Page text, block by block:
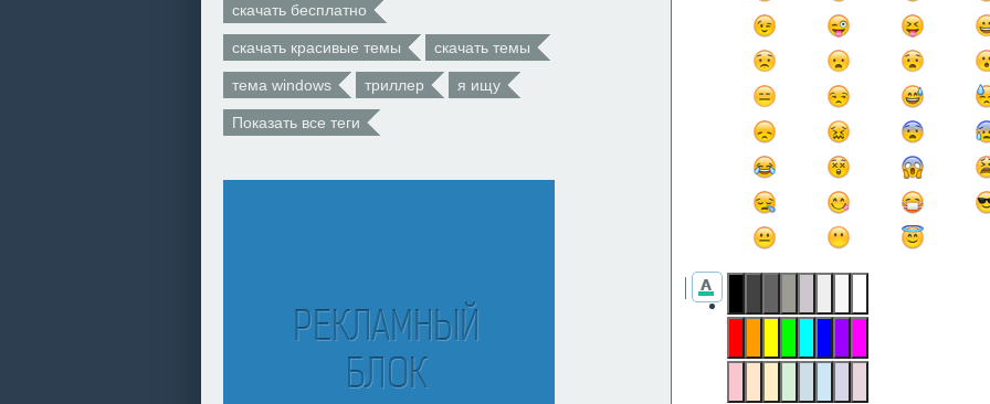
скачать бесплатно
скачать красивые темы скачать темы
тема windows триллер я ищу
Показать все теги